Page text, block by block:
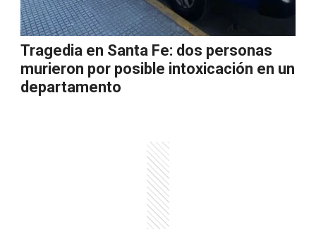
Tragedia en Santa Fe: dos personas
murieron por posible intoxicación en un
departamento